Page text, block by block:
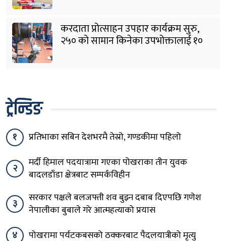
करदाता प्रोत्साहन उपहार कार्यक्रम सुरु,
२५० को सामान किनेका उपभोक्तालाई १०
ट्रेन्डिङ
१ प्रतिभाका सबिन देशभरमै तेस्रो, गण्डकीमा पहिलो
२
मर्दी हिमाल पदयात्रामा गएका पोखराका तीन युवक
बादलडाँडा क्षेत्रबाट सम्पर्कविहीन
३
सरकार पक्षले बलजफ्ती शव बुझ्न दबाब दिएपछि गणेश
नेपालीका बुबाले गरे आत्महत्याको प्रयास
४
पोखरामा पर्यटकबसको ठक्करबाट पैदलयात्रीको मृत्यु